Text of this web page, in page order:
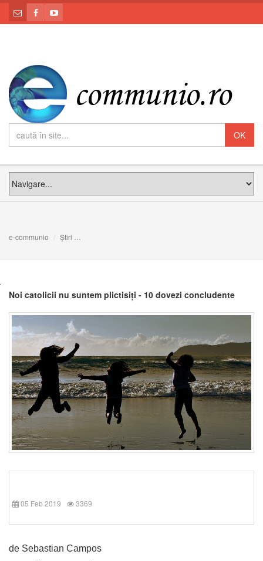
e-communio Știri
Noi catolicii nu suntem plictisiți - 10 dovezi concludente
05 Feb 2019 3369
de Sebastian Campos